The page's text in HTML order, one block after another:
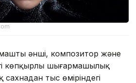
әнші, композитор және
көпқырлы шығармашылық
сахнадан тыс өміріндегі